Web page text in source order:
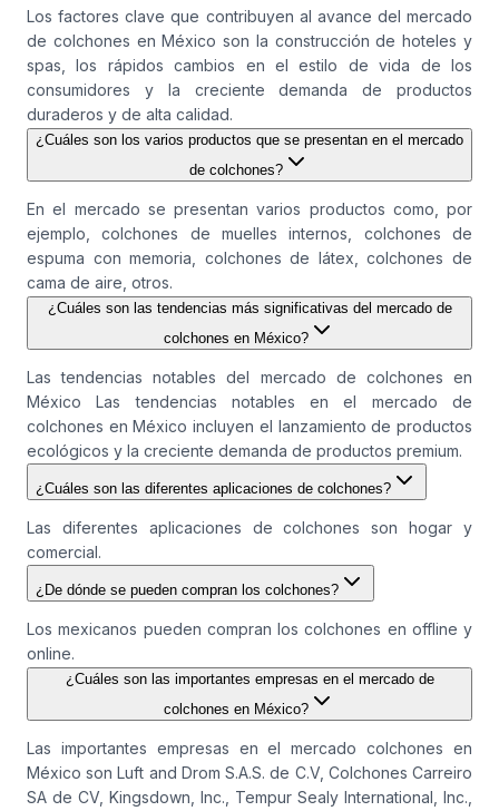
Los factores clave que contribuyen al avance del mercado
de colchones en México son la construcción de hoteles y
spas, los rápidos cambios en el estilo de vida de los
consumidores y la creciente demanda de productos
duraderos y de alta calidad.
¿Cuáles son los varios productos que se presentan en el mercado
de colchones?
En el mercado se presentan varios productos como, por
ejemplo, colchones de muelles internos, colchones de
espuma con memoria, colchones de látex, colchones de
cama de aire, otros.
¿Cuáles son las tendencias más significativas del mercado de
colchones en México?
Las tendencias notables del mercado de colchones en
México Las tendencias notables en el mercado de
colchones en México incluyen el lanzamiento de productos
ecológicos y la creciente demanda de productos premium.
¿Cuáles son las diferentes aplicaciones de colchones?
Las diferentes aplicaciones de colchones son hogar y
comercial.
¿De dónde se pueden compran los colchones?
Los mexicanos pueden compran los colchones en offline y
online.
¿Cuáles son las importantes empresas en el mercado de
colchones en México?
Las importantes empresas en el mercado colchones en
México son Luft and Drom S.A.S. de C.V, Colchones Carreiro
SA de CV, Kingsdown, Inc., Tempur Sealy International, Inc.,